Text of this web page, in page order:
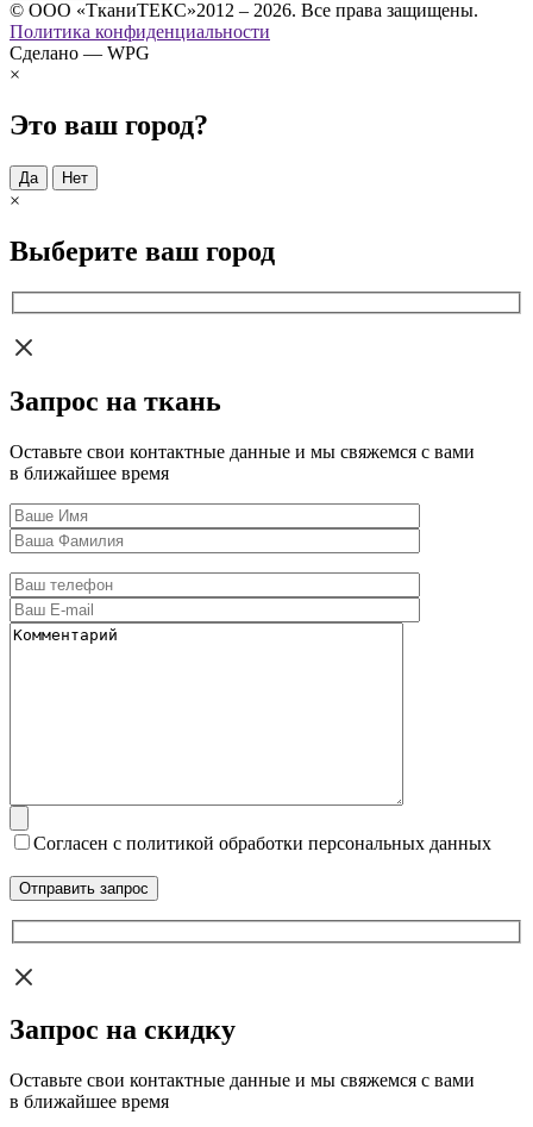
© ООО «ТканиТЕКС»2012 – 2026. Все права защищены.
Политика конфиденциальности
Сделано — WPG
×
Это ваш город?
Да Нет
×
Выберите ваш город
Запрос на ткань
Оставьте свои контактные данные и мы свяжемся с вами
в ближайшее время
Согласен с политикой обработки персональных данных
Запрос на скидку
Оставьте свои контактные данные и мы свяжемся с вами
в ближайшее время